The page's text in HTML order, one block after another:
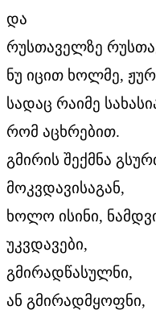
და
რუსთაველზე
ნუ იცით ხოლმე,
სადაც რაიმე
რომ აცხრებით.
გმირის შექმნა
მოკვდავისაგან,
ხოლო ისინი,
უკვდავები,
გმირადწასულნი,
ან გმირადმყოფნი,